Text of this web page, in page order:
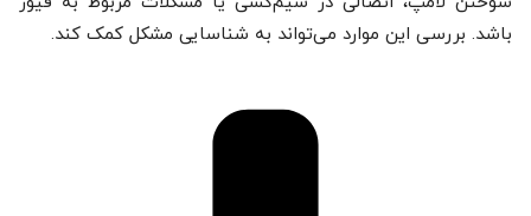
باشد. بررسی این موارد می‌تواند به شناسایی مشکل کمک کند.